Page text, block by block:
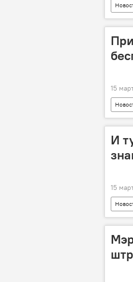
15
И
15